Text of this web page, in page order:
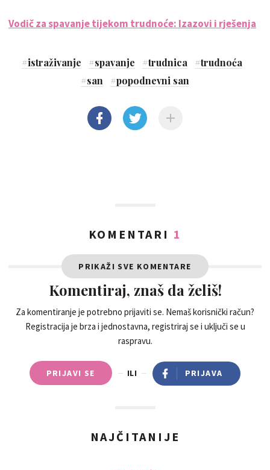
Vodič za spavanje tijekom trudnoće: Izazovi i rješenja
#istraživanje #spavanje #trudnica #trudnoća
#san #popodnevni san
KOMENTARI 1
PRIKAŽI SVE KOMENTARE
Komentiraj, znaš da želiš!
Za komentiranje je potrebno prijaviti se. Nemaš korisnički račun?
Registracija je brza i jednostavna, registriraj se i uključi se u
raspravu.
PRIJAVI SE ILI PRIJAVA
NAJČITANIJE